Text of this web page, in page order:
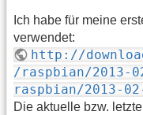
Ich habe für meine
verwendet:
http://
/raspbian/2013-
raspbian/2013-
Die aktuelle bzw.